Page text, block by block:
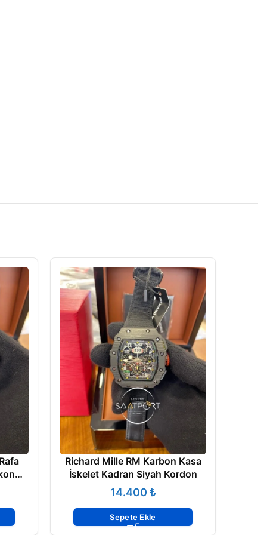
Richard Mille RM Karbon Kasa
İskelet Kadran Siyah Kordon
₺
Sepete Ekle